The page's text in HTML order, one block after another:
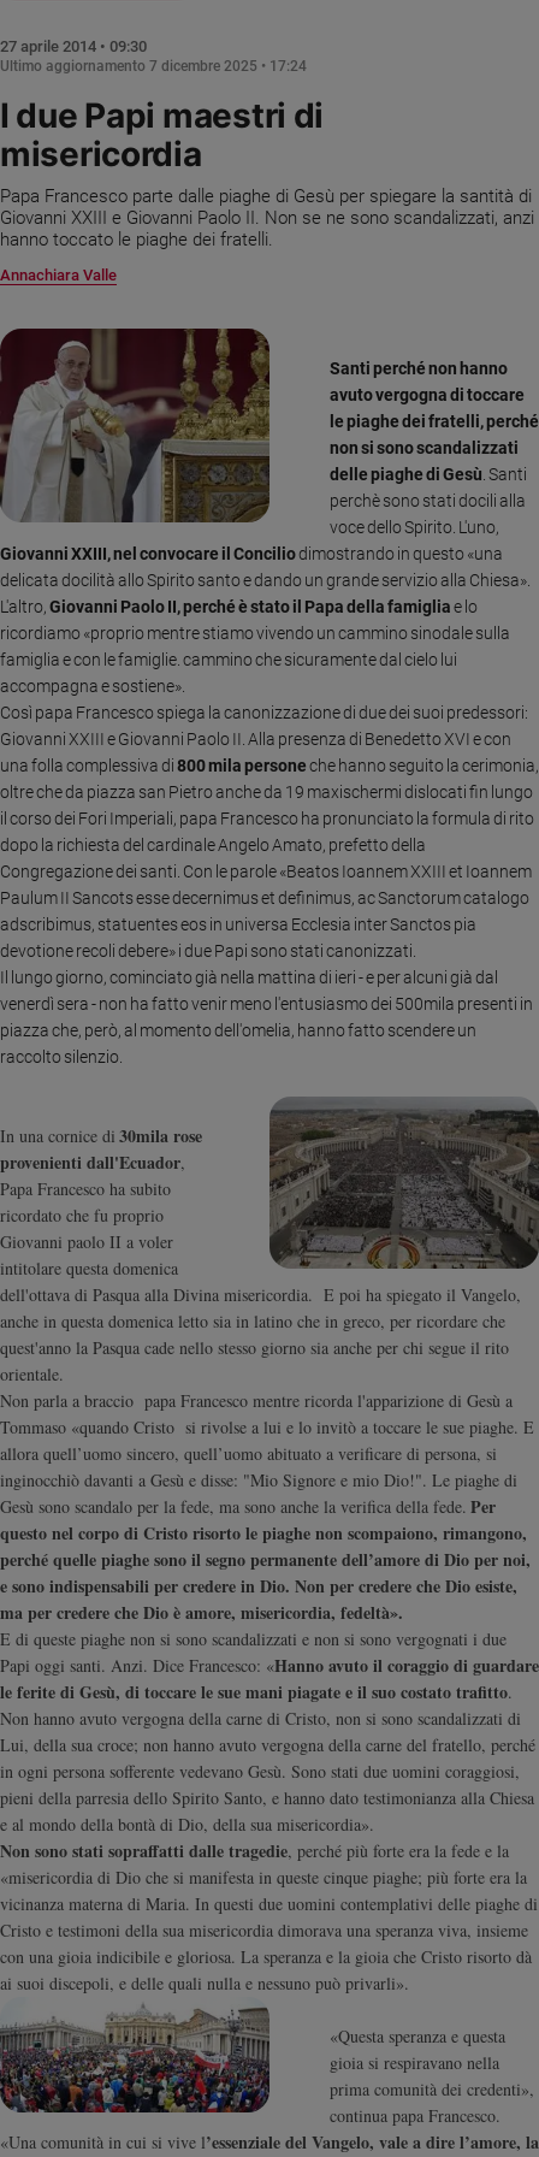
Chiesa
e
spiritualità
Devozione
Parola
Santo
del
giorno
Società
e
valori
Ambiente
e
Creato
Volontariato
Diritti
Aziende
di
valore
Diversità
e
inclusione
Costume
Cultura
spettacoli
2026
Cinema,
Tv
e
streaming
Libri
Musica
ed
educazione
Genitori
Nonni
Coppia
Scuola
e
giovani
Adolescenza
Bioetica
Vai
Riflessioni
Foto
Video
Podcast
Privacy
I due Papi maestri di
misericordia
Papa Francesco parte dalle piaghe di Gesù per spiegare la santità di
Giovanni XXIII e Giovanni Paolo II. Non se ne sono scandalizzati, anzi
hanno toccato le piaghe dei fratelli.
Annachiara Valle
27 aprile 2014 • 09:30
Ultimo aggiornamento 7 dicembre 2025 • 17:24
Santi perché non hanno
avuto vergogna di toccare
le piaghe dei fratelli, perché
non si sono scandalizzati
delle piaghe di Gesù . Santi
perchè sono stati docili alla
voce dello Spirito. L'uno,
Giovanni XXIII, nel convocare il Conciliodimostrando in questo «una
delicata docilità allo Spirito santo e dando un grande servizio alla Chiesa».
L'altro,Giovanni Paolo II, perché è stato il Papa della famigliae lo
ricordiamo «proprio mentre stiamo vivendo un cammino sinodale sulla
famiglia e con le famiglie. cammino che sicuramente dal cielo lui
accompagna e sostiene».
Così papa Francesco spiega la canonizzazione di due dei suoi predessori:
Giovanni XXIII e Giovanni Paolo II. Alla presenza di Benedetto XVI e con
una folla complessiva di800 mila personeche hanno seguito la cerimonia,
oltre che da piazza san Pietro anche da 19 maxischermi dislocati fin lungo
il corso dei Fori Imperiali, papa Francesco ha pronunciato la formula di rito
dopo la richiesta del cardinale Angelo Amato, prefetto della
Congregazione dei santi. Con le parole «Beatos Ioannem XXIII et Ioannem
Paulum II Sancots esse decernimus et definimus, ac Sanctorum catalogo
adscribimus, statuentes eos in universa Ecclesia inter Sanctos pia
devotione recoli debere» i due Papi sono stati canonizzati.
Il lungo giorno, cominciato già nella mattina di ieri - e per alcuni già dal
venerdì sera - non ha fatto venir meno l'entusiasmo dei 500mila presenti in
piazza che, però, al momento dell'omelia, hanno fatto scendere un
raccolto silenzio.
In una cornice di 30mila rose
provenienti dall'Ecuador,
Papa Francesco ha subito
ricordato che fu proprio
Giovanni paolo II a voler
intitolare questa domenica
dell'ottava di Pasqua alla Divina misericordia. E poi ha spiegato il Vangelo,
anche in questa domenica letto sia in latino che in greco, per ricordare che
quest'anno la Pasqua cade nello stesso giorno sia anche per chi segue il rito
orientale.
Non parla a braccio papa Francesco mentre ricorda l'apparizione di Gesù a
Tommaso «quando Cristo si rivolse a lui e lo invitò a toccare le sue piaghe. E
allora quell’uomo sincero, quell’uomo abituato a verificare di persona, si
inginocchiò davanti a Gesù e disse: "Mio Signore e mio Dio!". Le piaghe di
Gesù sono scandalo per la fede, ma sono anche la verifica della fede. Per
questo nel corpo di Cristo risorto le piaghe non scompaiono, rimangono,
perché quelle piaghe sono il segno permanente dell’amore di Dio per noi,
e sono indispensabili per credere in Dio. Non per credere che Dio esiste,
ma per credere che Dio è amore, misericordia, fedeltà».
E di queste piaghe non si sono scandalizzati e non si sono vergognati i due
Papi oggi santi. Anzi. Dice Francesco: «Hanno avuto il coraggio di guardare
le ferite di Gesù, di toccare le sue mani piagate e il suo costato trafitto.
Non hanno avuto vergogna della carne di Cristo, non si sono scandalizzati di
Lui, della sua croce; non hanno avuto vergogna della carne del fratello, perché
in ogni persona sofferente vedevano Gesù. Sono stati due uomini coraggiosi,
pieni della parresia dello Spirito Santo, e hanno dato testimonianza alla Chiesa
e al mondo della bontà di Dio, della sua misericordia».
Non sono stati sopraffatti dalle tragedie, perché più forte era la fede e la
«misericordia di Dio che si manifesta in queste cinque piaghe; più forte era la
vicinanza materna di Maria. In questi due uomini contemplativi delle piaghe di
Cristo e testimoni della sua misericordia dimorava una speranza viva, insieme
con una gioia indicibile e gloriosa. La speranza e la gioia che Cristo risorto dà
ai suoi discepoli, e delle quali nulla e nessuno può privarli».
«Questa speranza e questa
gioia si respiravano nella
prima comunità dei credenti»,
continua papa Francesco.
«Una comunità in cui si vive l’essenziale del Vangelo, vale a dire l’amore, la